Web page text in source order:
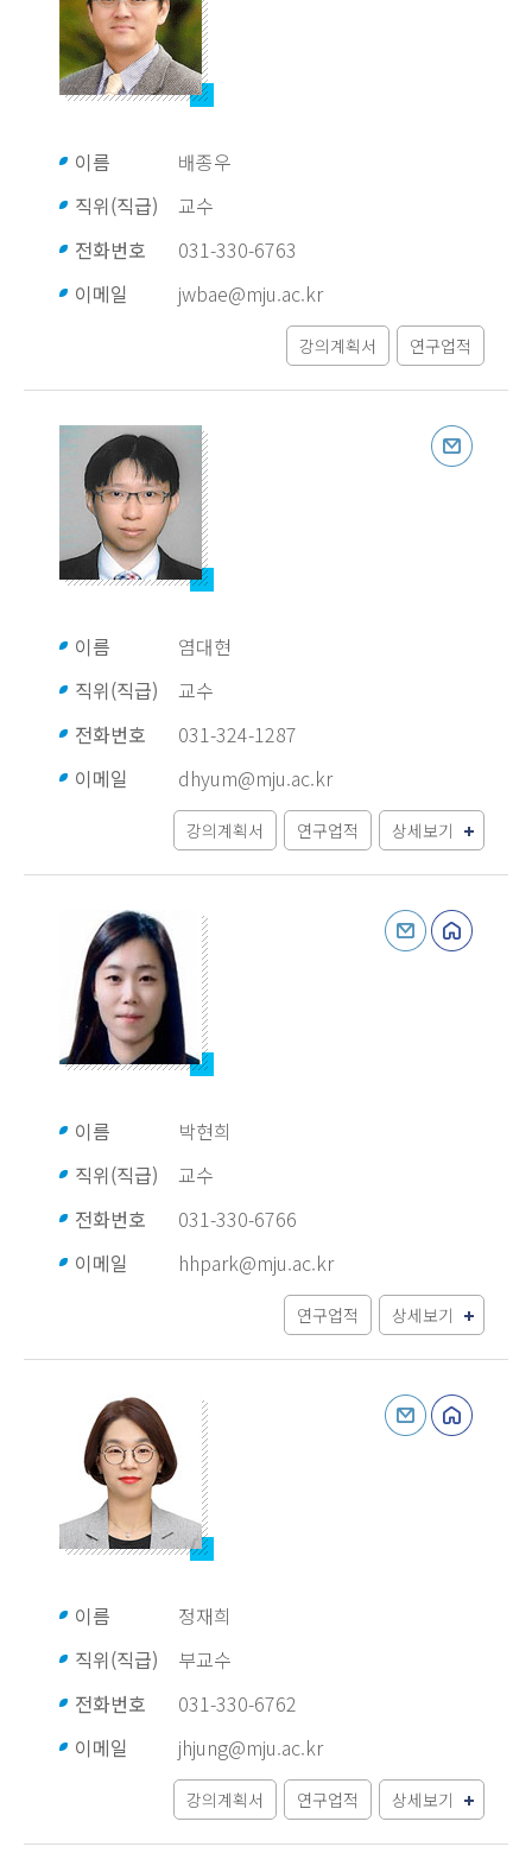
이름
배종우
직위(직급)
교수
전화번호
031-330-6763
이메일
jwbae@mju.ac.kr
강의계획서 연구업적
이름
염대현
직위(직급)
교수
전화번호
031-324-1287
이메일
dhyum@mju.ac.kr
강의계획서 연구업적 상세보기
이름
박현희
직위(직급)
교수
전화번호
031-330-6766
이메일
hhpark@mju.ac.kr
연구업적 상세보기
이름
정재희
직위(직급)
부교수
전화번호
031-330-6762
이메일
jhjung@mju.ac.kr
강의계획서 연구업적 상세보기